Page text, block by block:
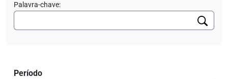
Palavra-chave:
Período